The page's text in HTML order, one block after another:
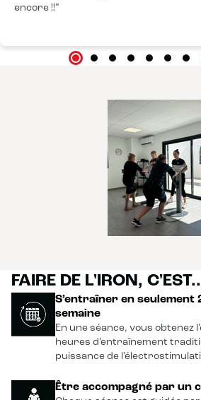
encore !!
FAIRE DE L'IRON,
S’entraîner en seulement
semaine
En une séance, vous obtenez
heures d’entraînement
puissance de
Être accompagné par un